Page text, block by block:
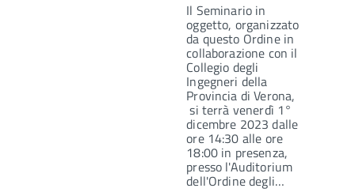
Il Seminario in
oggetto, organizzato
da questo Ordine in
collaborazione con il
Collegio degli
Ingegneri della
Provincia di Verona,
si terrà venerdì 1°
dicembre 2023 dalle
ore 14:30 alle ore
18:00 in presenza,
presso l'Auditorium
dell'Ordine degli…